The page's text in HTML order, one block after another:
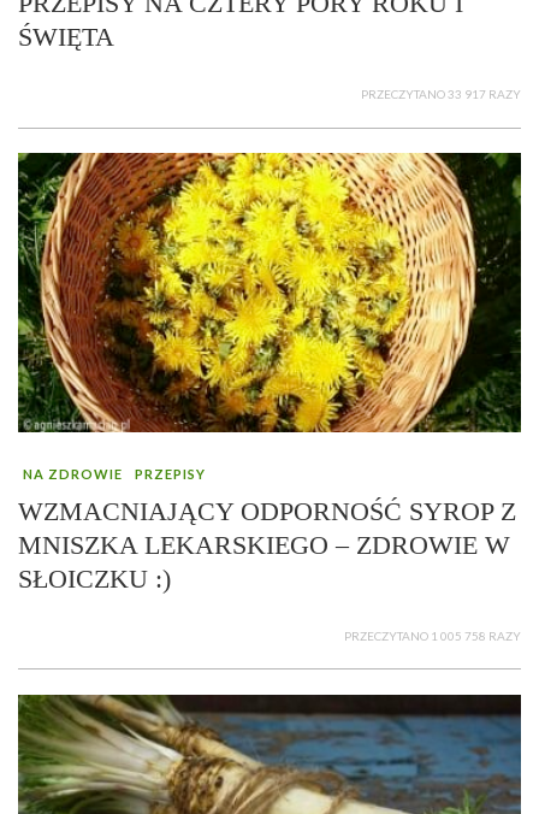
ŚWIĘTA
PRZECZYTANO 33 917 RAZY
NA ZDROWIE PRZEPISY
WZMACNIAJĄCY ODPORNOŚĆ SYROP Z
MNISZKA LEKARSKIEGO – ZDROWIE W
SŁOICZKU :)
PRZECZYTANO 1 005 758 RAZY